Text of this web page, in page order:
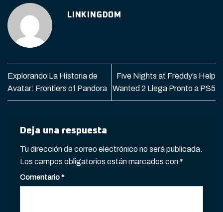
LINKINGDOM
Explorando La Historia de
Avatar: Frontiers of Pandora
Five Nights at Freddy’s Help
Wanted 2 Llega Pronto a PS5
Deja una respuesta
Tu dirección de correo electrónico no será publicada.
Los campos obligatorios están marcados con*
Comentario*